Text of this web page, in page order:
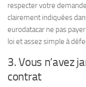
respecter votre
clairement indiquées
eurodatacar ne pas
loi et assez simple à
3. Vous n’avez
contrat